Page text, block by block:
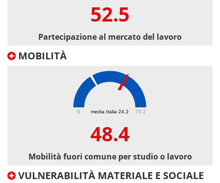
52.5
Partecipazione al mercato del lavoro
MOBILITÀ
media Italia 24.2
0 73.2
48.4
Mobilità fuori comune per studio o lavoro
VULNERABILITÀ MATERIALE E SOCIALE